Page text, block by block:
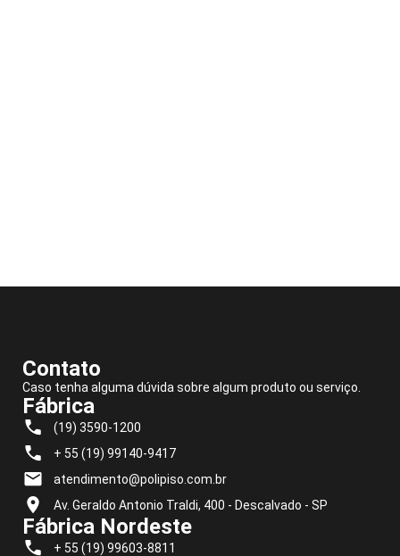
Contato
Caso tenha alguma dúvida sobre algum produto ou serviço.
Fábrica
(19) 3590-1200
+ 55 (19) 99140-9417
atendimento@polipiso.com.br
Av. Geraldo Antonio Traldi, 400 - Descalvado - SP
Fábrica Nordeste
+ 55 (19) 99603-8811